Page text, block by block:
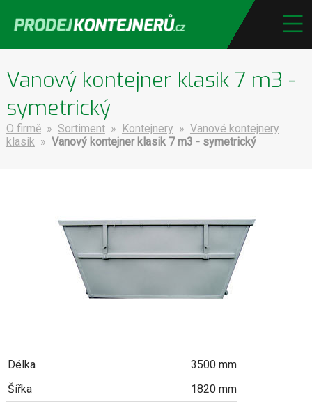
Vanový kontejner klasik 7 m3 -
symetrický
O firmě » Sortiment » Kontejnery » Vanové kontejnery
klasik » Vanový kontejner klasik 7 m3 - symetrický
Délka
3500 mm
Šířka
1820 mm